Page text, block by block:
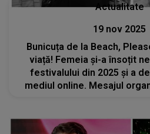
Actualitate
19 nov 2025
Bunicuța de la Beach,
viață! Femeia și-a însoțit
festivalului din 2025 și a
mediul online. Mesajul